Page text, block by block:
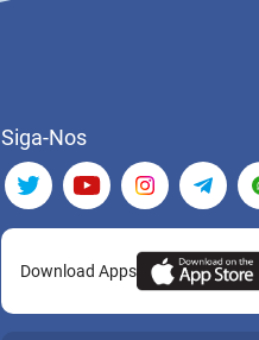
Siga-Nos
Download Apps